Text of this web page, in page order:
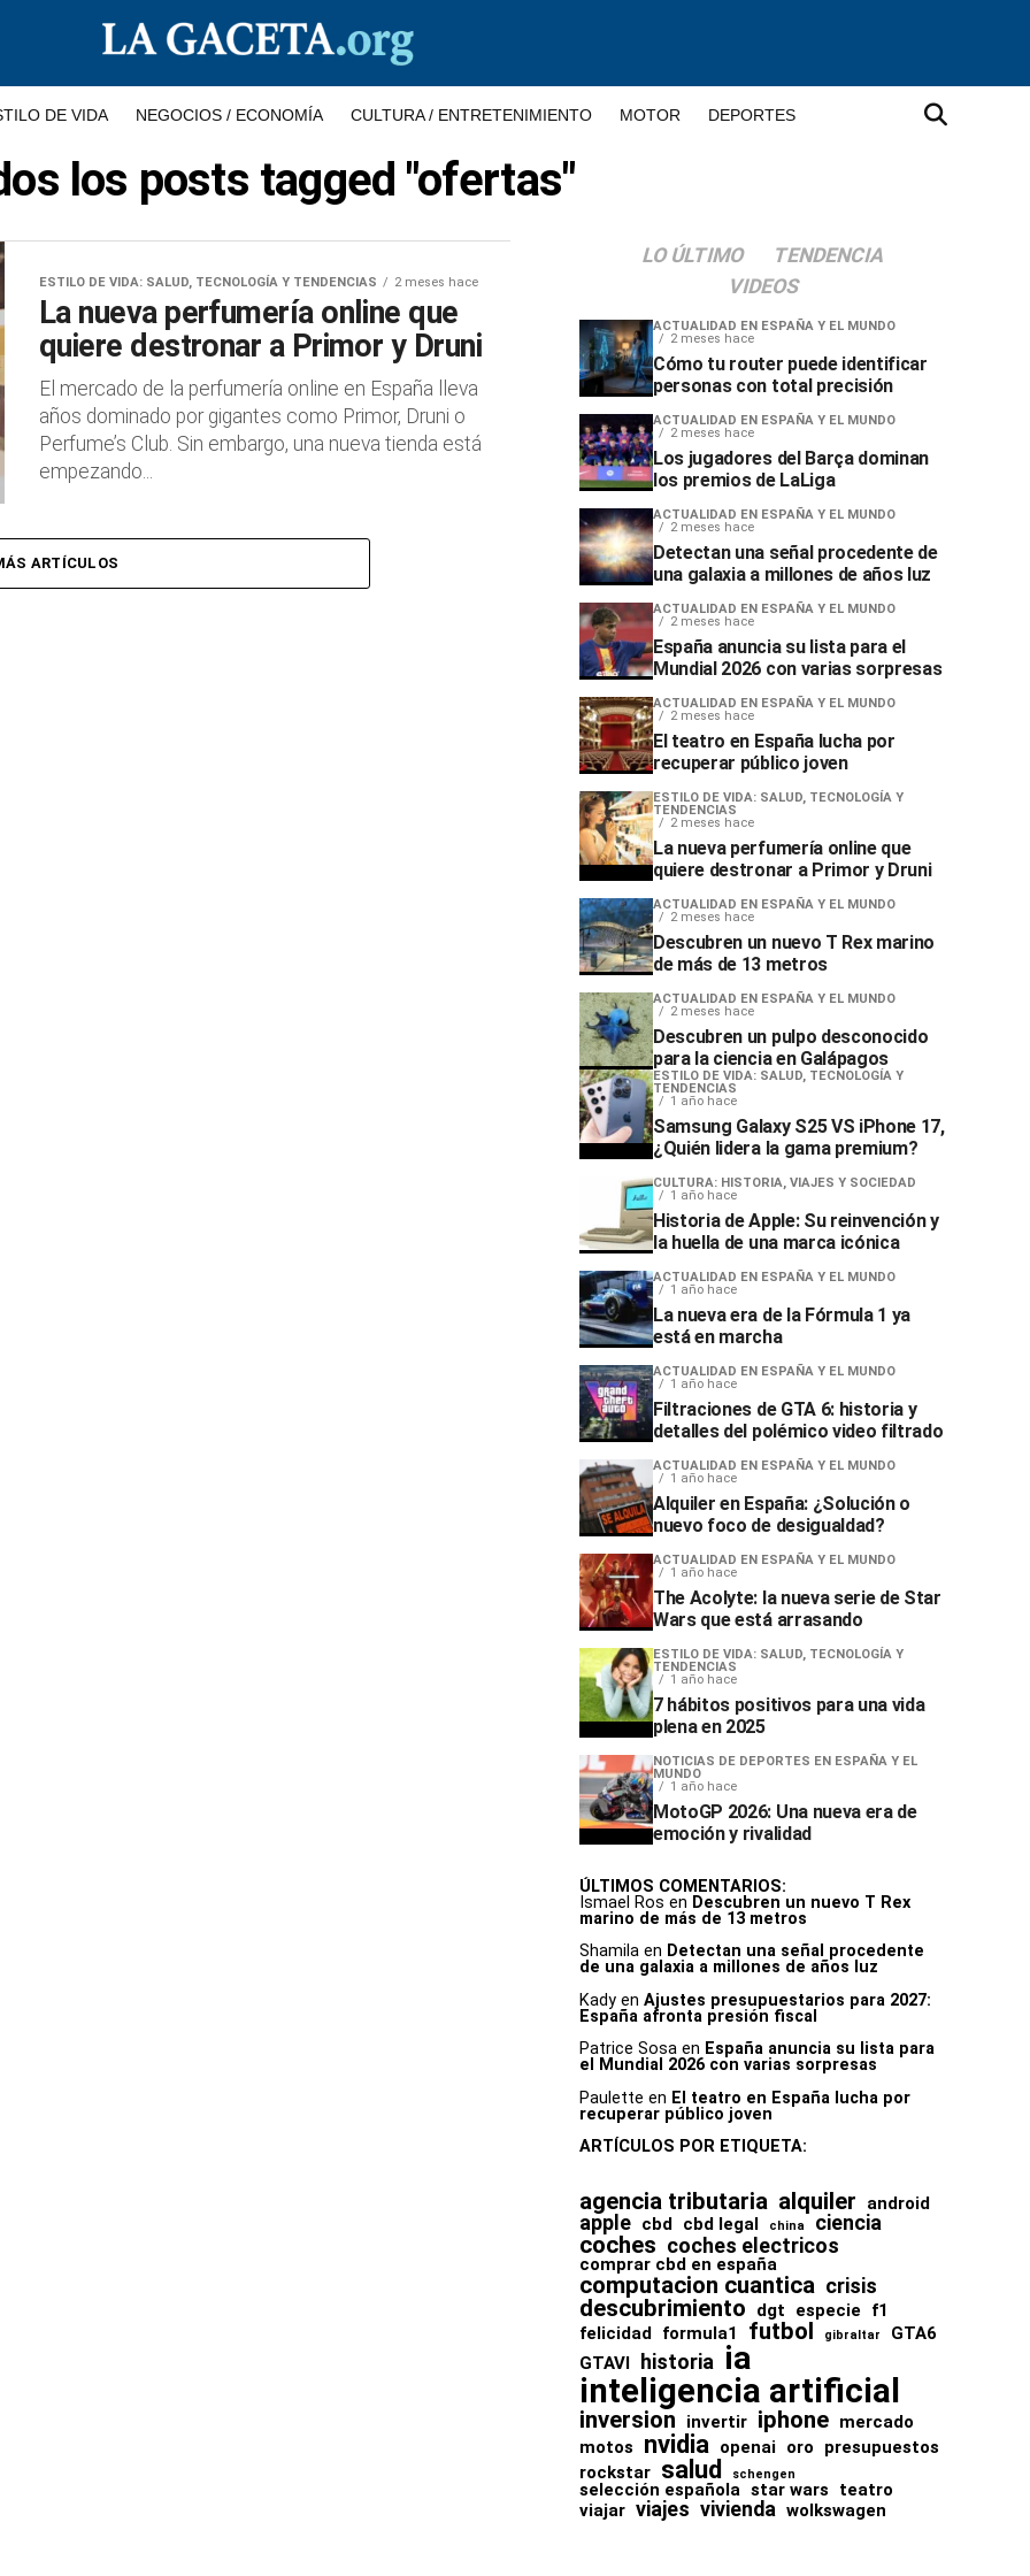
DE VIDA NEGOCIOS / ECONOMÍA CULTURA / ENTRETENIMIENTO MOTOR DEPORTES
los posts tagged "ofertas"
ESTILO DE VIDA: SALUD, TECNOLOGÍA Y TENDENCIAS 2 meses hace
La nueva perfumería online que
quiere destronar a Primor y Druni
El mercado de la perfumería online en España lleva
años dominado por gigantes como Primor, Druni o
Perfume’s Club. Sin embargo, una nueva tienda está
empezando...
ARTÍCULOS
LO ÚLTIMO
TENDENCIA
VIDEOS
ACTUALIDAD EN ESPAÑA Y EL MUNDO
2 meses hace
Cómo tu router puede identificar
personas con total precisión
ACTUALIDAD EN ESPAÑA Y EL MUNDO
2 meses hace
Los jugadores del Barça dominan
los premios de LaLiga
ACTUALIDAD EN ESPAÑA Y EL MUNDO
2 meses hace
Detectan una señal procedente de
una galaxia a millones de años luz
ACTUALIDAD EN ESPAÑA Y EL MUNDO
2 meses hace
España anuncia su lista para el
Mundial 2026 con varias sorpresas
ACTUALIDAD EN ESPAÑA Y EL MUNDO
2 meses hace
El teatro en España lucha por
recuperar público joven
ESTILO DE VIDA: SALUD, TECNOLOGÍA Y
TENDENCIAS
2 meses hace
La nueva perfumería online que
quiere destronar a Primor y Druni
ACTUALIDAD EN ESPAÑA Y EL MUNDO
2 meses hace
Descubren un nuevo T Rex marino
de más de 13 metros
ACTUALIDAD EN ESPAÑA Y EL MUNDO
2 meses hace
Descubren un pulpo desconocido
para la ciencia en Galápagos
ESTILO DE VIDA: SALUD, TECNOLOGÍA Y
TENDENCIAS
1 año hace
Samsung Galaxy S25 VS iPhone 17,
¿Quién lidera la gama premium?
CULTURA: HISTORIA, VIAJES Y SOCIEDAD
1 año hace
Historia de Apple: Su reinvención y
la huella de una marca icónica
ACTUALIDAD EN ESPAÑA Y EL MUNDO
1 año hace
La nueva era de la Fórmula 1 ya
está en marcha
ACTUALIDAD EN ESPAÑA Y EL MUNDO
1 año hace
Filtraciones de GTA 6: historia y
detalles del polémico video filtrado
ACTUALIDAD EN ESPAÑA Y EL MUNDO
1 año hace
Alquiler en España: ¿Solución o
nuevo foco de desigualdad?
ACTUALIDAD EN ESPAÑA Y EL MUNDO
1 año hace
The Acolyte: la nueva serie de Star
Wars que está arrasando
ESTILO DE VIDA: SALUD, TECNOLOGÍA Y
TENDENCIAS
1 año hace
7 hábitos positivos para una vida
plena en 2025
NOTICIAS DE DEPORTES EN ESPAÑA Y EL
MUNDO
1 año hace
MotoGP 2026: Una nueva era de
emoción y rivalidad
ÚLTIMOS COMENTARIOS:
Ismael Ros en Descubren un nuevo T Rex
marino de más de 13 metros
Shamila en Detectan una señal procedente
de una galaxia a millones de años luz
Kady en Ajustes presupuestarios para 2027:
España afronta presión fiscal
Patrice Sosa en España anuncia su lista para
el Mundial 2026 con varias sorpresas
Paulette en El teatro en España lucha por
recuperar público joven
ARTÍCULOS POR ETIQUETA:
agencia tributaria alquiler android
apple cbd cbd legal china ciencia
coches coches electricos
comprar cbd en españa
computacion cuantica crisis
descubrimiento dgt especie
f1
felicidad formula1 futbol gibraltar
GTA6
GTAVI
historia ia
inteligencia artificial
inversion invertir iphone mercado
motos
nvidia openai oro
presupuestos
rockstar salud schengen
selección española star wars
teatro
viajar viajes vivienda wolkswagen